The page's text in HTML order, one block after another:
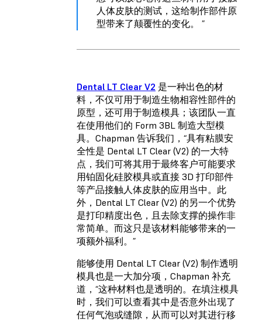
人体皮肤的测试，这给制作部件原
型带来了颠覆性的变化。 ”
Dental LT Clear V2 是一种出色的材
料，不仅可用于制造生物相容性部件的
原型，还可用于制造模具；该团队一直
在使用他们的 Form 3BL 制造大型模
具。Chapman 告诉我们，“具有粘膜安
全性是 Dental LT Clear (V2) 的一大特
点，我们可将其用于最终客户可能要求
用铂固化硅胶模具或直接 3D 打印部件
等产品接触人体皮肤的应用当中。此
外，Dental LT Clear (V2) 的另一个优势
是打印精度出色，且去除支撑的操作非
常简单。而这只是该材料能够带来的一
项额外福利。”
能够使用 Dental LT Clear (V2) 制作透明
模具也是一大加分项，Chapman 补充
道，“这种材料也是透明的。在填注模具
时，我们可以查看其中是否意外出现了
任何气泡或缝隙，从而可以对其进行移